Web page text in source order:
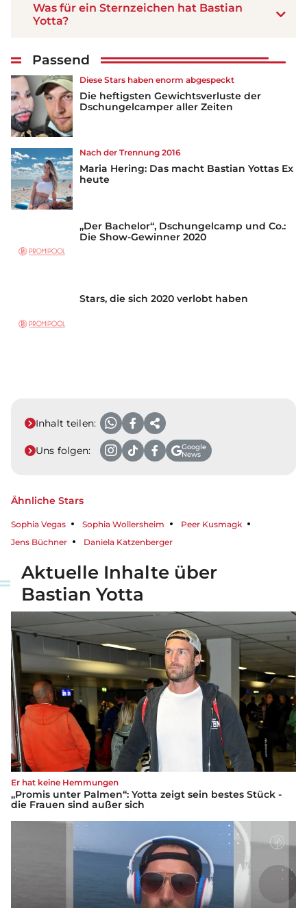
Was für ein Sternzeichen hat Bastian
Yotta?
Passend
Diese Stars haben enorm abgespeckt
Die heftigsten Gewichtsverluste der
Dschungelcamper aller Zeiten
Nach der Trennung 2016
Maria Hering: Das macht Bastian Yottas Ex
heute
„Der Bachelor“, Dschungelcamp und Co.:
Die Show-Gewinner 2020
Stars, die sich 2020 verlobt haben
Inhalt teilen:
Uns folgen:
Google
News
Ähnliche Stars
Sophia Vegas Sophia Wollersheim
Peer Kusmagk
Jens Büchner
Daniela Katzenberger
Aktuelle Inhalte über
Bastian Yotta
Er hat keine Hemmungen
„Promis unter Palmen“: Yotta zeigt sein bestes Stück -
die Frauen sind außer sich